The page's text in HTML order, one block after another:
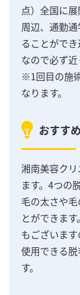
点）全国に
周辺、通勤
ることがで
なので必ず
※1回目の施
なります。
おすす
湘南美容ク
ます。4つの
毛の太さや
とができま
もございま
使用できる
す。